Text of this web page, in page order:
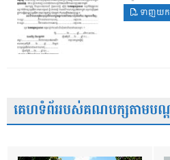
ទាញយក
គេហទំព័ររបស់គណបក្សតាមបណ្តា